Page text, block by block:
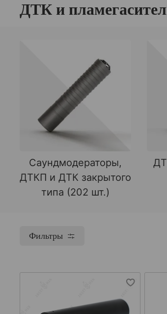
ДТК и
Саундмодераторы,
ДТКП и ДТК закрытого
типа (202 шт.)
Фильтры